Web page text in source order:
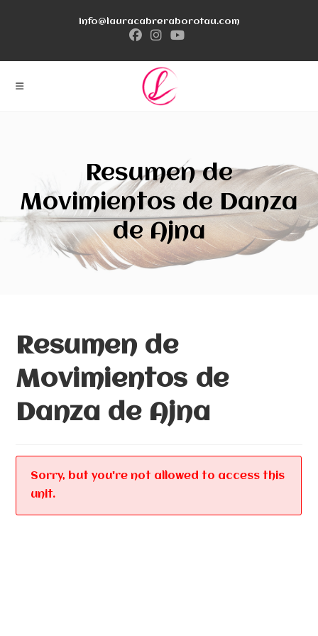
info@lauracabreraborotau.com
Resumen de
Movimientos de Danza
de Ajna
Resumen de
Movimientos de
Danza de Ajna
Sorry, but you're not allowed to access this
unit.